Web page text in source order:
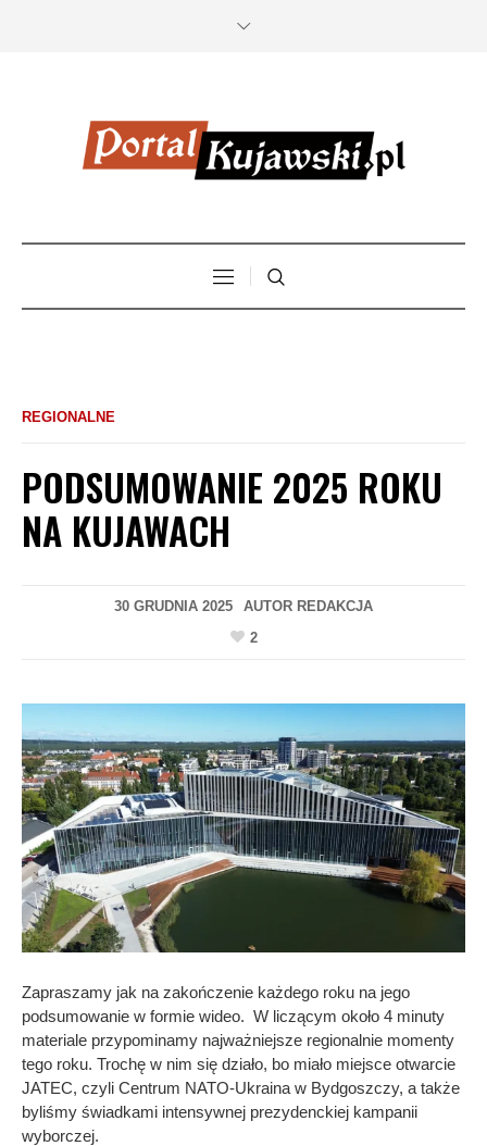
REGIONALNE
PODSUMOWANIE 2025 ROKU
NA KUJAWACH
30 GRUDNIA 2025 AUTOR REDAKCJA
2
Zapraszamy jak na zakończenie każdego roku na jego
podsumowanie w formie wideo. W liczącym około 4 minuty
materiale przypominamy najważniejsze regionalnie momenty
tego roku. Trochę w nim się działo, bo miało miejsce otwarcie
JATEC, czyli Centrum NATO-Ukraina w Bydgoszczy, a także
byliśmy świadkami intensywnej prezydenckiej kampanii
wyborczej.